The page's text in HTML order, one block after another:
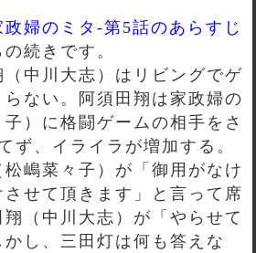
政婦のミタ-第5話のあらすじ
の続きです。
中川大志）はリビングでゲ
ない。阿須田翔は家政婦の
）に格闘ゲームの相手をさ
ず、イライラが増加する。
嶋菜々子）が「御用がなけ
せて頂きます」と言って席
（中川大志）が「やらせて
し、三田灯は何も答えな